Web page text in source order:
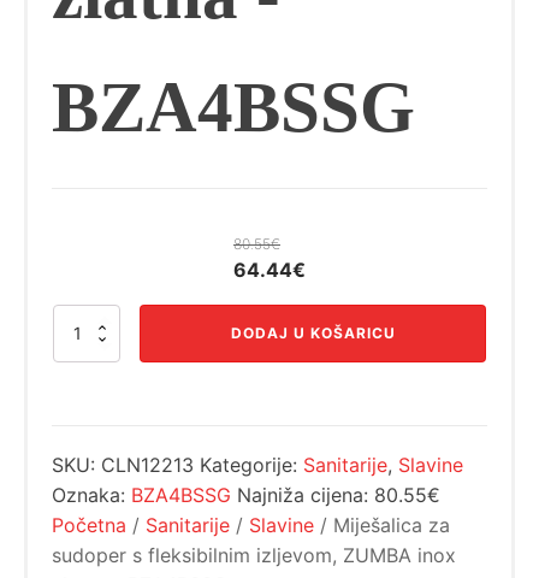
BZA4BSSG
80.55€
Izvorna
bila
je:
64.44€
je:
64.44€.
Miješalica
ZUMBA
inox
zlatna
-
BZA4BSSG
DODAJ U KOŠARICU
SKU: CLN12213 Kategorije: Sanitarije, Slavine
Oznaka: BZA4BSSG Najniža cijena: 80.55€
Početna / Sanitarije / Slavine / Miješalica za
sudoper s fleksibilnim izljevom, ZUMBA inox